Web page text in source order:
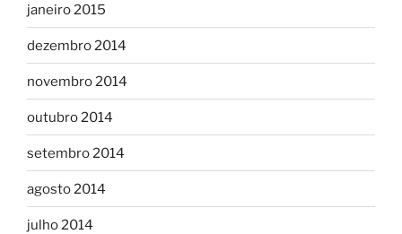
janeiro 2015
dezembro 2014
novembro 2014
outubro 2014
setembro 2014
agosto 2014
julho 2014